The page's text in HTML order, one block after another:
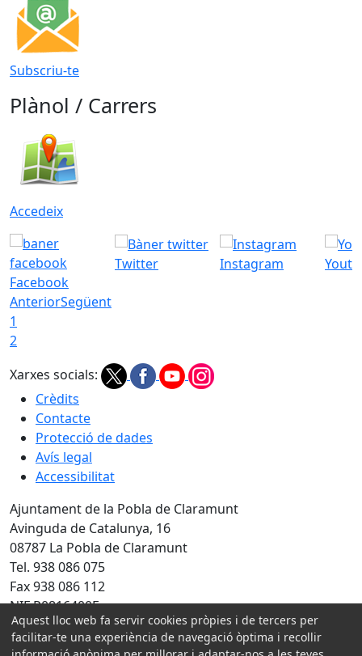
Subscriu-te
Plànol / Carrers
Accedeix
Facebook
Twitter Instagram
AnteriorSegüent
1
2
Xarxes socials:
Crèdits
Contacte
Protecció de dades
Avís legal
Accessibilitat
Ajuntament de la Pobla de Claramunt
Avinguda de Catalunya, 16
08787 La Pobla de Claramunt
Tel. 938 086 075
Fax 938 086 112
NIF P0816400F
Amb la col·laboració de:
Aquest lloc web fa servir cookies pròpies i de tercers per
facilitar-te una experiència de navegació òptima i recollir